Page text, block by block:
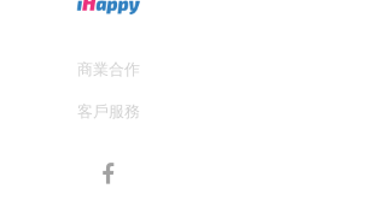
商業合作
客戶服務